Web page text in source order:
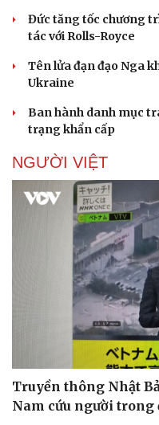
Đức tăng tốc chương
tác với Rolls-Royce
Tên lửa đạn đạo Nga
Ukraine
Ban hành danh mục
trạng khẩn cấp
NGƯỜI VIỆT
Truyền thông Nhật
Nam cứu người trong